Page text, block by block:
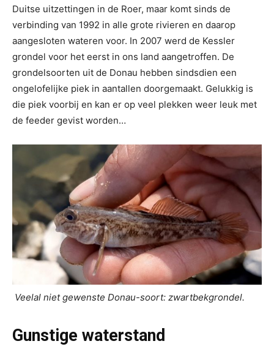
Duitse uitzettingen in de Roer, maar komt sinds de
verbinding van 1992 in alle grote rivieren en daarop
aangesloten wateren voor. In 2007 werd de Kessler
grondel voor het eerst in ons land aangetroffen. De
grondelsoorten uit de Donau hebben sindsdien een
ongelofelijke piek in aantallen doorgemaakt. Gelukkig is
die piek voorbij en kan er op veel plekken weer leuk met
de feeder gevist worden…
Veelal niet gewenste Donau-soort: zwartbekgrondel.
Gunstige waterstand